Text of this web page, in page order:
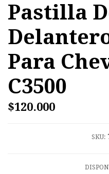
Pastilla
Para
C3500
$120.000
SKU: